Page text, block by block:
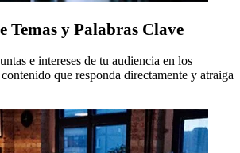
Temas y Palabras Clave
e intereses de tu audiencia en los
que responda directamente y atraiga